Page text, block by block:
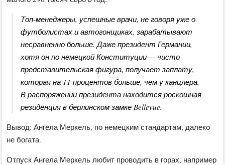
Топ-менеджеры, успешные врачи, не говоря уже о
футболистах и автогонщиках, зарабатывают
несравненно больше. Даже президент Германии,
хотя он по немецкой Конституции — чисто
представительская фигура, получает заплату,
которая на 11 процентов больше, чем у канцлера.
В распоряжении президента находится роскошная
резиденция в берлинском замке Bellevue.
Вывод: Ангела Меркель, по немецким стандартам, далеко
не богата.
Отпуск Ангела Меркель любит проводить в горах, например